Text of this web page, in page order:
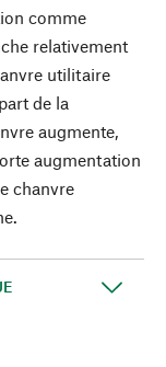
comme
relativement
utilitaire
de la
augmente,
augmentation
chanvre